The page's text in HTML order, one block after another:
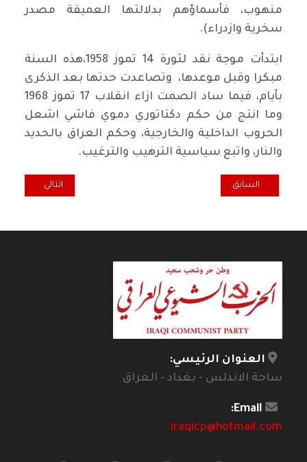
منهوب، فأسماؤهم بدلالتها العميقة مصدر
سخرية وازدراء).
ابتدأت موجة نقد لثورة 14 تموز 1958،هذه السنة
مبكرا وقبل موعدها، وتصاعدت حدتها بعد الذكرى
بأيام، فيما ساد الصمت ازاء انقلاب 17 تموز 1968
وما انتج من حكم دكتاتوري دموي فاشي اشعل
الحروب الداخلية والخارجية، وحكم العراق بالحديد
والنار، واتبع سياسية الترهيب والترغيب.
المقال السابق: وقفة رياضية.. من المسؤول عن كرة القدم العراقية؟
السابق المقال التالي:
التالي
العنوان الرئيسي:
ساحة الاندلس - بغداد - العراق
Email:
iraqicp@hotmail.com